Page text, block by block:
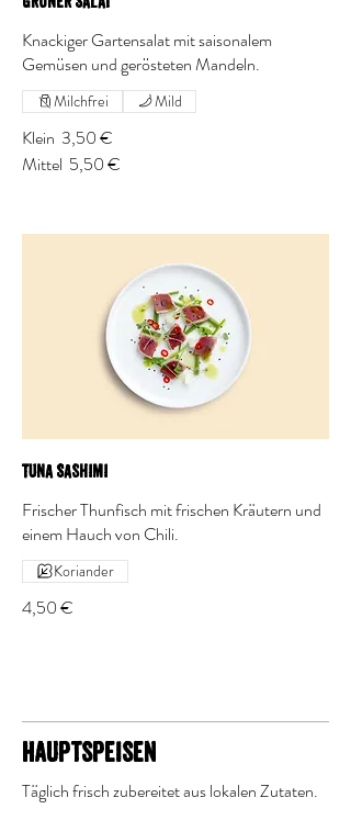
Knackiger Gartensalat mit saisonalem
Gemüsen und gerösteten Mandeln.
Klein 3,50 €
Mittel 5,50 €
Milchfrei Mild
Tuna Sashimi
Frischer Thunfisch mit frischen Kräutern und
einem Hauch von Chili.
4,50 €
Koriander
Hauptspeisen
Täglich frisch zubereitet aus lokalen Zutaten.